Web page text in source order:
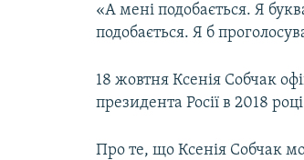
«А мені подобається. Я
подобається. Я б
18 жовтня Ксенія Собчак
президента Росії в 2018
Про те, що Ксенія Собчак